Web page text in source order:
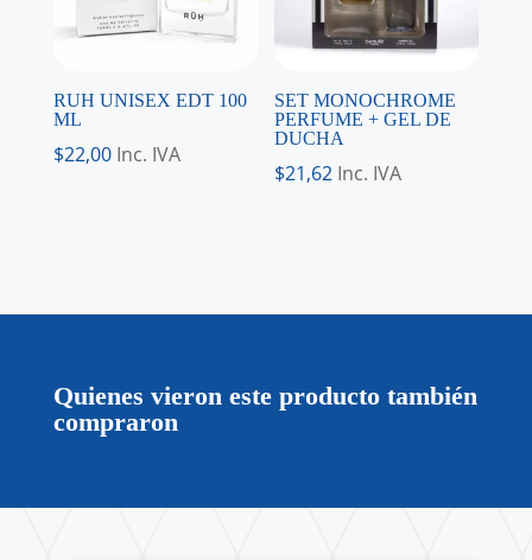
RUH UNISEX EDT 100
ML
$22,00 Inc. IVA
SET MONOCHROME
PERFUME + GEL DE
DUCHA
$21,62 Inc. IVA
Quienes vieron este producto también
compraron